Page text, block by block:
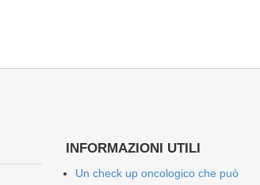
INFORMAZIONI UTILI
Un check up oncologico che può